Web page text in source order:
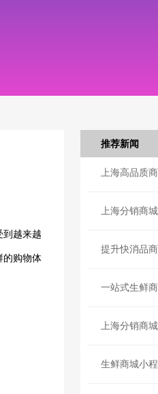
到越来越
的购物体
推荐新闻
上海高品质
上海分销商
提升快消品
一站式生鲜
上海分销商
生鲜商城小